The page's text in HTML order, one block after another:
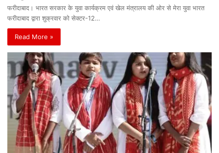
फरीदाबाद। भारत सरकार के युवा कार्यक्रम एवं खेल मंत्रालय की ओर से मेरा युवा भारत
फरीदाबाद द्वारा शुक्रवार को सेक्टर-12…
Read More »